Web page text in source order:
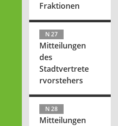
Fraktionen
N 27
Mitteilungen
des
Stadtvertrete
rvorstehers
N 28
Mitteilungen